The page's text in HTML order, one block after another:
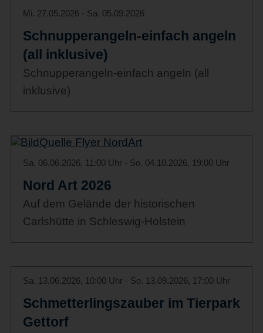
Mi. 27.05.2026 - Sa. 05.09.2026
Schnupperangeln-einfach angeln
(all inklusive)
Schnupperangeln-einfach angeln (all
inklusive)
Sa. 06.06.2026, 11:00 Uhr - So. 04.10.2026, 19:00 Uhr
Nord Art 2026
Auf dem Gelände der historischen
Carlshütte in Schleswig-Holstein
Sa. 13.06.2026, 10:00 Uhr - So. 13.09.2026, 17:00 Uhr
Schmetterlingszauber im Tierpark
Gettorf